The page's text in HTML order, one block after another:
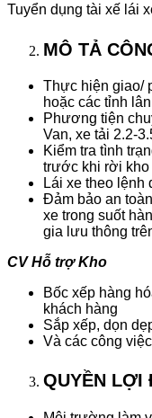
Tuyển dụng tài xế lái
MÔ TẢ
Thực hiện giao/
hoặc các tỉnh
Phương tiện
Van, xe tải 2.2-
Kiểm tra tình
trước khi rời kho
Lái xe theo lệnh
Đảm bảo an
xe trong suốt
gia lưu thông
CV Hỗ trợ Kho
Bốc xếp hàng
khách hàng
Sắp xếp, dọn
Và các công
QUYỀN LỢI